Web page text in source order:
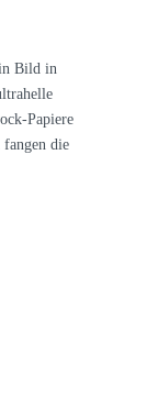
Bild in
Papiere
die